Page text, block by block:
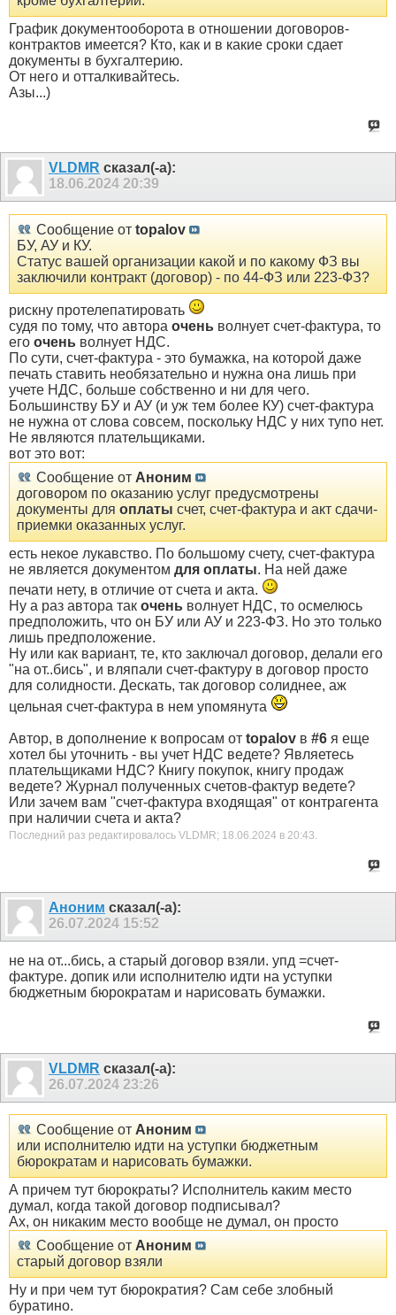
График документооборота в отношении договоров-
контрактов имеется? Кто, как и в какие сроки сдает
документы в бухгалтерию.
От него и отталкивайтесь.
Азы...)
VLDMR сказал(-а):
18.06.2024 20:39
Сообщение от topalov
БУ, АУ и КУ.
Статус вашей организации какой и по какому ФЗ вы
заключили контракт (договор) - по 44-ФЗ или 223-ФЗ?
рискну протелепатировать
судя по тому, что автора очень волнует счет-фактура, то
его очень волнует НДС.
По сути, счет-фактура - это бумажка, на которой даже
печать ставить необязательно и нужна она лишь при
учете НДС, больше собственно и ни для чего.
Большинству БУ и АУ (и уж тем более КУ) счет-фактура
не нужна от слова совсем, поскольку НДС у них тупо нет.
Не являются плательщиками.
вот это вот:
Сообщение от Аноним
договором по оказанию услуг предусмотрены
документы для оплаты счет, счет-фактура и акт сдачи-
приемки оказанных услуг.
есть некое лукавство. По большому счету, счет-фактура
не является документом для оплаты. На ней даже
печати нету, в отличие от счета и акта.
Ну а раз автора так очень волнует НДС, то осмелюсь
предположить, что он БУ или АУ и 223-ФЗ. Но это только
лишь предположение.
Ну или как вариант, те, кто заключал договор, делали его
"на от..бись", и вляпали счет-фактуру в договор просто
для солидности. Дескать, так договор солиднее, аж
цельная счет-фактура в нем упомянута
Автор, в дополнение к вопросам от topalov в #6 я еще
хотел бы уточнить - вы учет НДС ведете? Являетесь
плательщиками НДС? Книгу покупок, книгу продаж
ведете? Журнал полученных счетов-фактур ведете?
Или зачем вам "счет-фактура входящая" от контрагента
при наличии счета и акта?
Последний раз редактировалось VLDMR; 18.06.2024 в 20:43.
Аноним сказал(-а):
26.07.2024 15:52
не на от...бись, а старый договор взяли. упд =счет-
фактуре. допик или исполнителю идти на уступки
бюджетным бюрократам и нарисовать бумажки.
VLDMR сказал(-а):
26.07.2024 23:26
Сообщение от Аноним
или исполнителю идти на уступки бюджетным
бюрократам и нарисовать бумажки.
А причем тут бюрократы? Исполнитель каким место
думал, когда такой договор подписывал?
Ах, он никаким место вообще не думал, он просто
Сообщение от Аноним
старый договор взяли
Ну и при чем тут бюрократия? Сам себе злобный
буратино.